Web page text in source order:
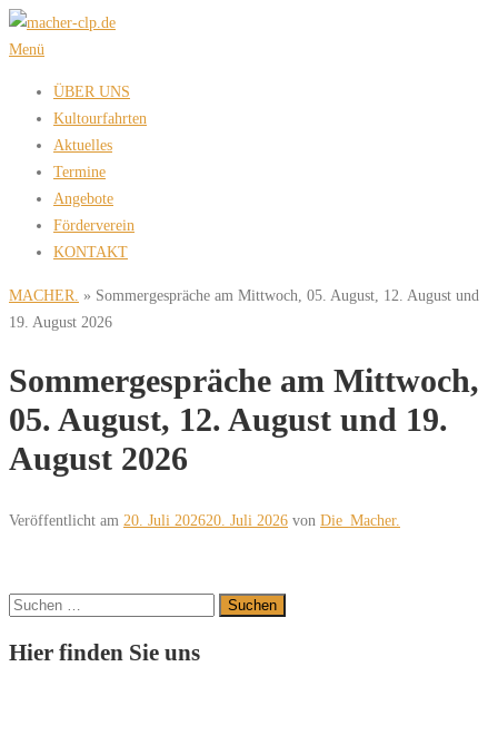
Zum
Inhalt
Menü
ÜBER UNS
Kultourfahrten
Aktuelles
Termine
Angebote
Förderverein
KONTAKT
MACHER. » Sommergespräche am Mittwoch, 05. August, 12. August und
19. August 2026
Sommergespräche am Mittwoch,
05. August, 12. August und 19.
August 2026
Veröffentlicht am 20. Juli 202620. Juli 2026 von Die_Macher.
Suchen
Hier finden Sie uns